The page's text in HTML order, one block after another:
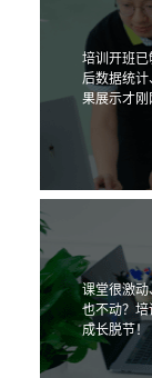
培训开班已
后数据统计
果展示才刚
课堂很激动
也不动？培
成长脱节！